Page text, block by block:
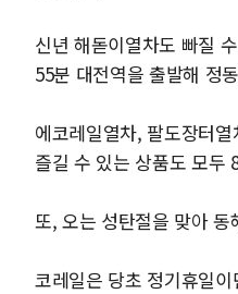
신년 해돋이열차도 빠질
55분 대전역을 출발해 정
에코레일열차, 팔도장터
즐길 수 있는 상품도 모두
또, 오는 성탄절을 맞아 동
코레일은 당초 정기휴일